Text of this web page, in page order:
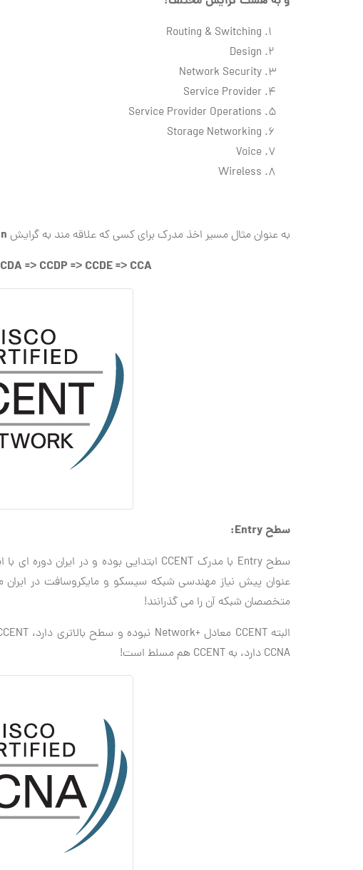
Routing & Switching
Design
Network Security
Service Provider
Service Provider Operations
Storage Networking
Voice
Wireless
به عنوان مثال مسیر اخذ مدرک برای کسی که علاقه مند به گرایش
=> CCDP => CCDE => CCA
سطح Entry:
عنوان پیش نیاز مهندسی شبکه سیسکو و مایکروسافت در ایران
متخصصان شبکه آن را می گذرانند!
CCNA دارد، به CCENT هم مسلط است!